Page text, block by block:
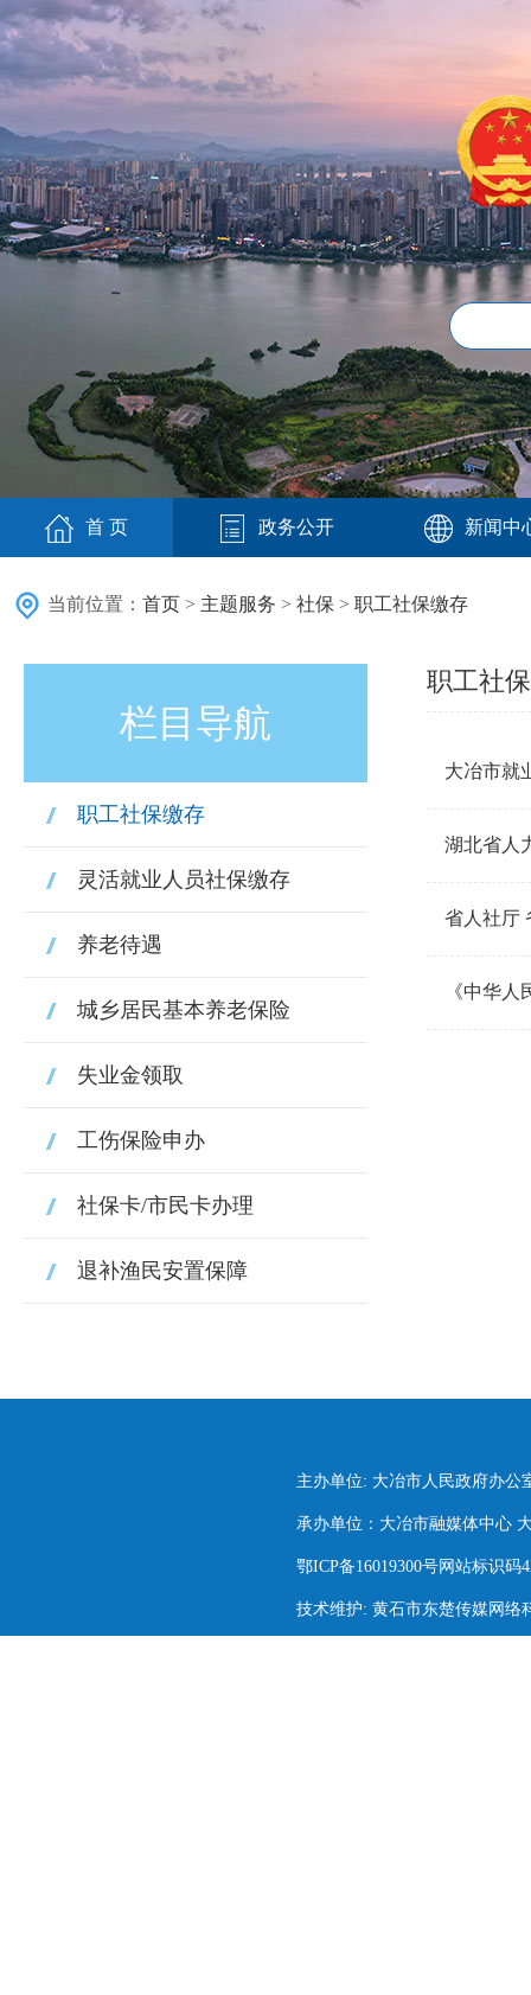
首 页 政务公开 新闻中
当前位置： 首页 > 主题服务 > 社保 > 职工社保缴存
栏目导航
职工社保缴存
灵活就业人员社保缴存
养老待遇
城乡居民基本养老保险
失业金领取
工伤保险申办
社保卡/市民卡办理
退补渔民安置保障
职工社
大冶市就
湖北省人
省人社厅
《中华
主办单位: 大冶市人民政府办公
承办单位：大冶市融媒体中心
鄂ICP备16019300号网站标识码
技术维护: 黄石市东楚传媒网络